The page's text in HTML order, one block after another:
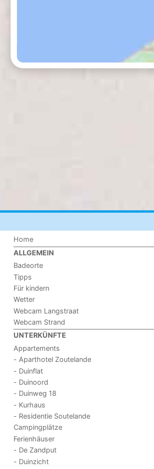
Home
ALLGEMEIN
Badeorte
Tipps
Für kindern
Wetter
Webcam Langstraat
Webcam Strand
UNTERKÜNFTE
Appartements
- Aparthotel Zoutelande
- Duinflat
- Duinoord
- Duinweg 18
- Kurhaus
- Residentie Soutelande
Campingplätze
Ferienhäuser
- De Zandput
- Duinzicht